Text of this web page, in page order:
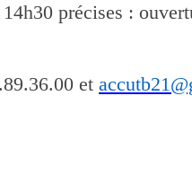
précises :
et